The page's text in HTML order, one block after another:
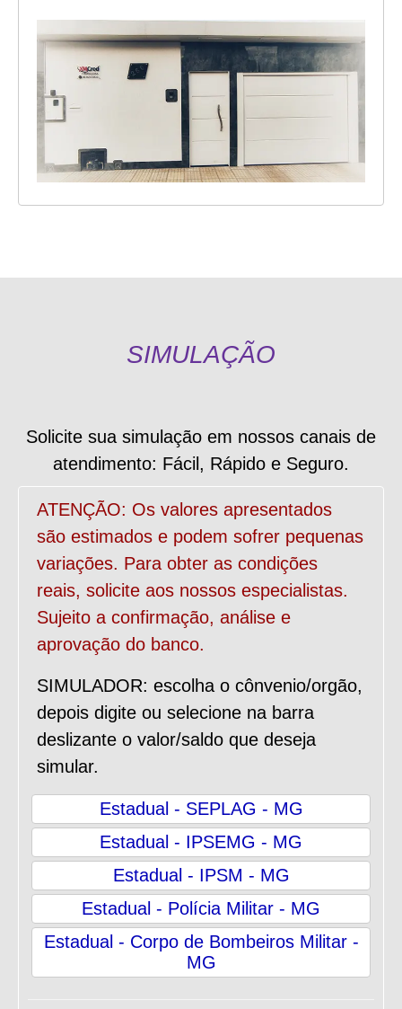
SIMULAÇÃO
Solicite sua simulação em nossos canais de
atendimento: Fácil, Rápido e Seguro.
ATENÇÃO: Os valores apresentados
são estimados e podem sofrer pequenas
variações. Para obter as condições
reais, solicite aos nossos especialistas.
Sujeito a confirmação, análise e
aprovação do banco.
SIMULADOR: escolha o cônvenio/orgão,
depois digite ou selecione na barra
deslizante o valor/saldo que deseja
simular.
Estadual - SEPLAG - MG
Estadual - IPSEMG - MG
Estadual - IPSM - MG
Estadual - Polícia Militar - MG
Estadual - Corpo de Bombeiros Militar -
MG